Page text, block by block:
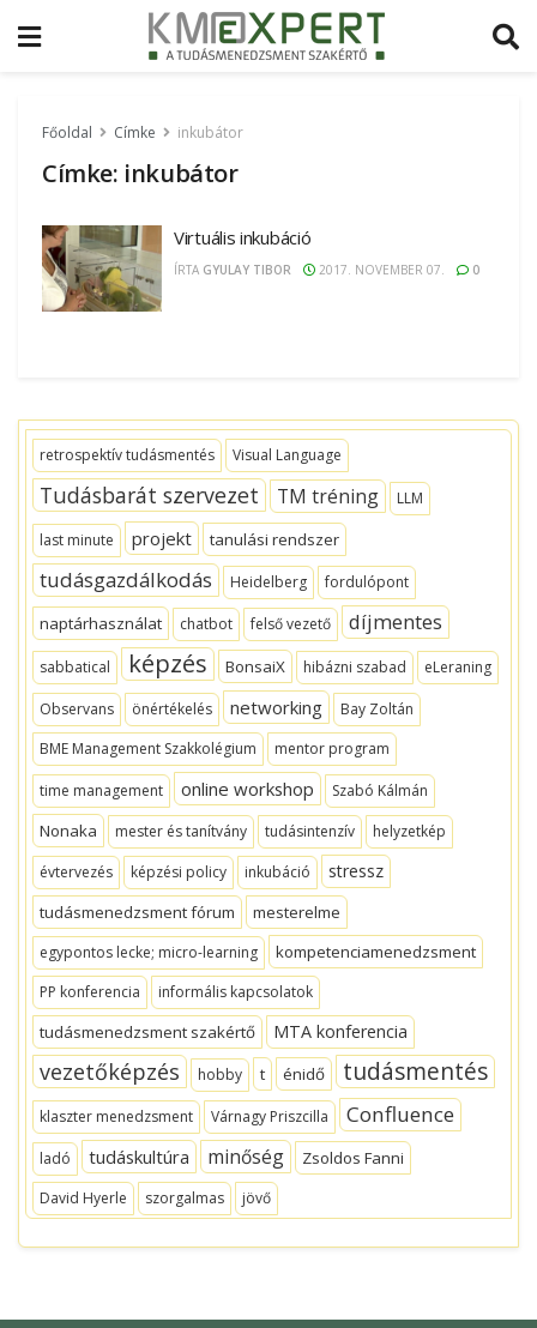
Főoldal Címke inkubátor
Címke: inkubátor
Virtuális inkubáció
ÍRTA GYULAY TIBOR 2017. NOVEMBER 07. 0
retrospektív tudásmentés Visual Language
Tudásbarát szervezet TM tréning LLM
last minute projekt tanulási rendszer
tudásgazdálkodás Heidelberg fordulópont
naptárhasználat chatbot felső vezető díjmentes
sabbatical képzés BonsaiX hibázni szabad eLeraning
Observans önértékelés networking
Bay Zoltán
BME Management Szakkolégium
mentor program
time management online workshop Szabó Kálmán
Nonaka mester és tanítvány tudásintenzív
helyzetkép
évtervezés
képzési policy inkubáció stressz
tudásmenedzsment fórum mesterelme
egypontos lecke; micro-learning kompetenciamenedzsment
PP konferencia informális kapcsolatok
tudásmenedzsment szakértő MTA konferencia
vezetőképzés hobby t énidő tudásmentés
klaszter menedzsment Várnagy Priszcilla Confluence
ladó tudáskultúra minőség Zsoldos Fanni
David Hyerle szorgalmas jövő